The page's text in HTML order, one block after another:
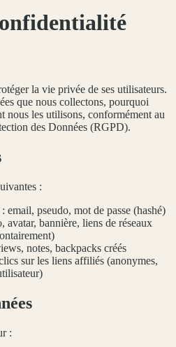
la vie privée de ses utilisateurs.
que nous collectons, pourquoi
nous les utilisons, conformément au
des Données (RGPD).
:
: email, pseudo, mot de passe (hashé)
avatar, bannière, liens de réseaux
notes, backpacks créés
sur les liens affiliés (anonymes,
: